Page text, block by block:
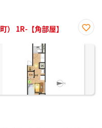
） 1R-【角部屋】
に入